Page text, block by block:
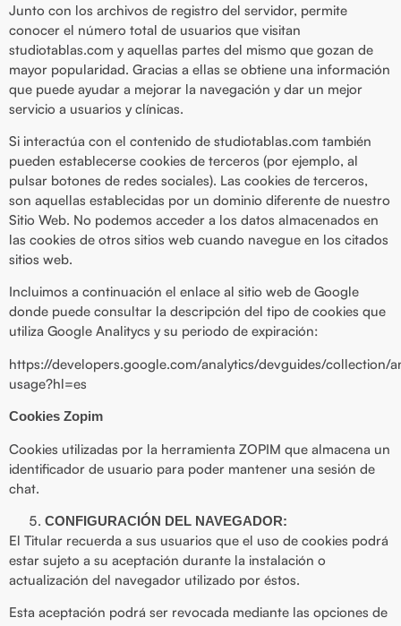
Junto con los archivos de registro del servidor, permite
conocer el número total de usuarios que visitan
studiotablas.com y aquellas partes del mismo que gozan de
mayor popularidad. Gracias a ellas se obtiene una información
que puede ayudar a mejorar la navegación y dar un mejor
servicio a usuarios y clínicas.
Si interactúa con el contenido de studiotablas.com también
pueden establecerse cookies de terceros (por ejemplo, al
pulsar botones de redes sociales). Las cookies de terceros,
son aquellas establecidas por un dominio diferente de nuestro
Sitio Web. No podemos acceder a los datos almacenados en
las cookies de otros sitios web cuando navegue en los citados
sitios web.
Incluimos a continuación el enlace al sitio web de Google
donde puede consultar la descripción del tipo de cookies que
utiliza Google Analitycs y su periodo de expiración:
https://developers.google.com/analytics/devguides/collection/
usage?hl=es
Cookies Zopim
Cookies utilizadas por la herramienta ZOPIM que almacena un
identificador de usuario para poder mantener una sesión de
chat.
CONFIGURACIÓN DEL NAVEGADOR:
El Titular recuerda a sus usuarios que el uso de cookies podrá
estar sujeto a su aceptación durante la instalación o
actualización del navegador utilizado por éstos.
Esta aceptación podrá ser revocada mediante las opciones de